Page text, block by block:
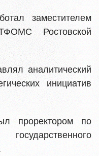
заместителем
Ростовской
аналитический
инициатив
проректором по